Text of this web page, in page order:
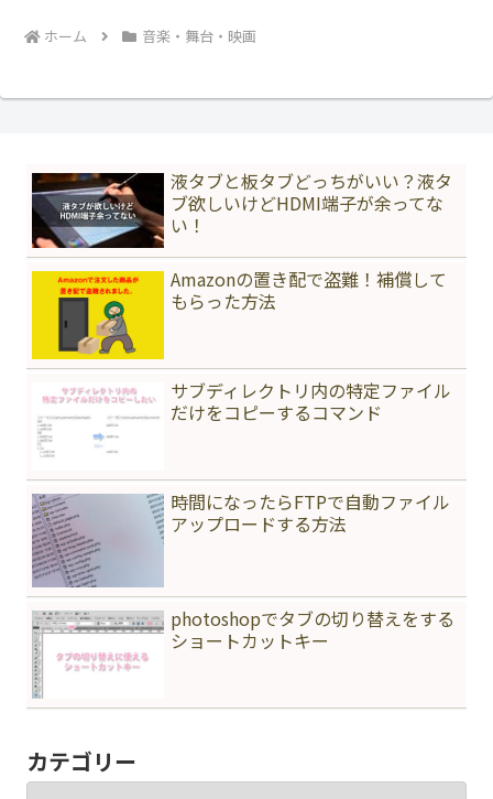
ホーム 音楽・舞台・映画
液タブと板タブどっちがいい？液タ
ブ欲しいけどHDMI端子が余ってな
い！
Amazonの置き配で盗難！補償して
もらった方法
サブディレクトリ内の特定ファイル
だけをコピーするコマンド
時間になったらFTPで自動ファイル
アップロードする方法
photoshopでタブの切り替えをする
ショートカットキー
カテゴリー